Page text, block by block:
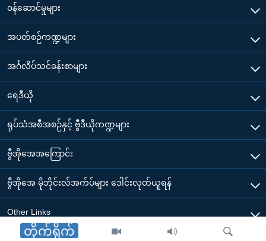
စာမျက်နှာ
သို့
ကျော်
ကြည့်
ရှာဖွေ
နေရာ
သို့
ကျော်
ရန်
ဘာသာစကားများ
တိုက်ရိုက်
၀န်ဆောင်မှုများ
အပတ်စဉ်ကဏ္ဍများ
အင်္ဂလိပ်သင်ခန်းစာများ
ရေဒီယို
ရုပ်သံအစီအစဉ်နှင့် ဗွီဒီယိုကဏ္ဍများ
ဗွီအိုအေအကြောင်း
ဗွီအိုအေ မိုဘိုင်းလ်အက်ပ်များ ဒေါင်းလုတ်ယူရန်
Other Links